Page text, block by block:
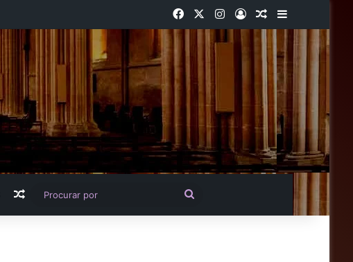
FacebookInstagram
EntrarArtigo aleatório
Barra
Artigo aleatório
por